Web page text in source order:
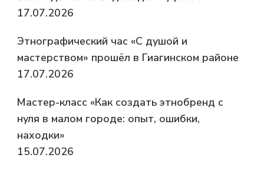
17.07.2026
Этнографический час «С душой и
мастерством» прошёл в Гиагинском районе
17.07.2026
Мастер-класс «Как создать этнобренд с
нуля в малом городе: опыт, ошибки,
находки»
15.07.2026